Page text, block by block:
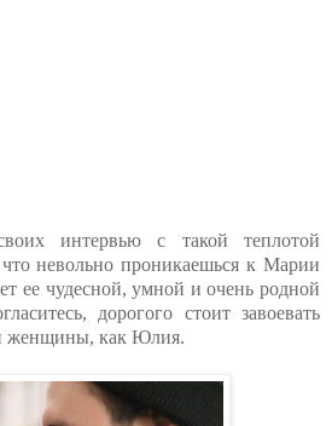
интервью с такой теплотой
что невольно проникаешься к Марии
ее чудесной, умной и очень родной
дорогого стоит завоевать
женщины, как Юлия.